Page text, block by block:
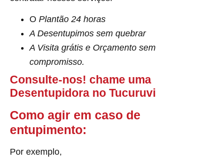
O Plantão 24 horas
A Desentupimos sem quebrar
A Visita grátis e Orçamento sem
compromisso.
Consulte-nos! chame uma
Desentupidora no Tucuruvi
Como agir em caso de
entupimento:
Por exemplo,